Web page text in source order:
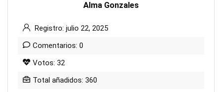
Alma Gonzales
Registro: julio 22, 2025
Comentarios: 0
Votos: 32
Total añadidos: 360